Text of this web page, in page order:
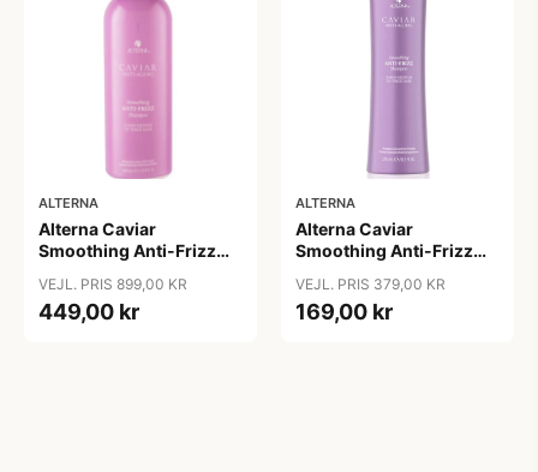
ALTERNA
Alterna Caviar
Smoothing Anti-Frizz
VEJL. PRIS 899,00 KR
449,00 kr
ALTERNA
Alterna Caviar
Smoothing Anti-Frizz
VEJL. PRIS 379,00 KR
169,00 kr